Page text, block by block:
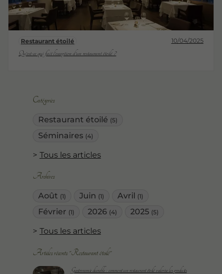
Catégories
Restaurant étoilé (5)
Séminaires (4)
Tous les articles
Archives
Août (1) Juin (1) Avril (1)
Février (1) 2026 (4) 2025 (5)
Tous les articles
Articles récents "Restaurant étoilé"
Gastronomie durable : comment un restaurant étoilé valorise les produits
Restaurant étoilé 10/04/2025
Qu'est-ce qui fait l'exception d'un restaurant étoilé ?